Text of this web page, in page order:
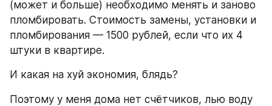
(может и больше) необходимо менять и заново
пломбировать. Стоимость замены, установки и
пломбирования — 1500 рублей, если что их 4
штуки в квартире.
И какая на хуй экономия, блядь?
Поэтому у меня дома нет счётчиков, лью воду